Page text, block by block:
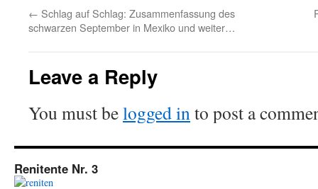
← Schlag auf Schlag: Zusammenfassung des
schwarzen September in Mexiko und weiter…
Leave a Reply
You must belogged into post a
Renitente Nr. 3